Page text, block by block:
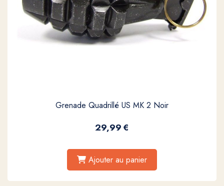
Grenade Quadrillé US MK 2 Noir
29,99€
Ajouter au panier